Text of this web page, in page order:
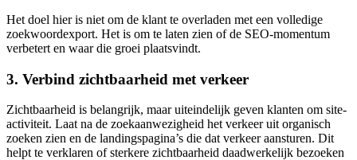
Het doel hier is niet om de klant te overladen met een volledige
zoekwoordexport. Het is om te laten zien of de SEO-momentum
verbetert en waar die groei plaatsvindt.
3. Verbind zichtbaarheid met verkeer
Zichtbaarheid is belangrijk, maar uiteindelijk geven klanten om site-
activiteit. Laat na de zoekaanwezigheid het verkeer uit organisch
zoeken zien en de landingspagina’s die dat verkeer aansturen. Dit
helpt te verklaren of sterkere zichtbaarheid daadwerkelijk bezoeken